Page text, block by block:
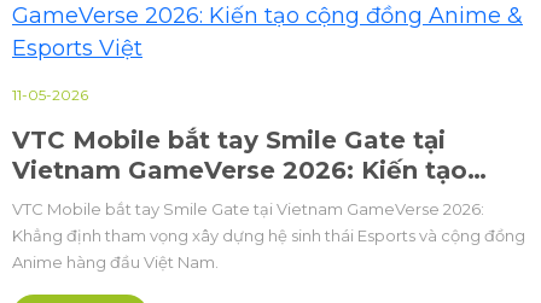
11-05-2026
VTC Mobile bắt tay Smile Gate tại
Vietnam GameVerse 2026: Kiến tạo
cộng đồng Anime & Esports Việt
VTC Mobile bắt tay Smile Gate tại Vietnam GameVerse 2026:
Khẳng định tham vọng xây dựng hệ sinh thái Esports và cộng đồng
Anime hàng đầu Việt Nam.